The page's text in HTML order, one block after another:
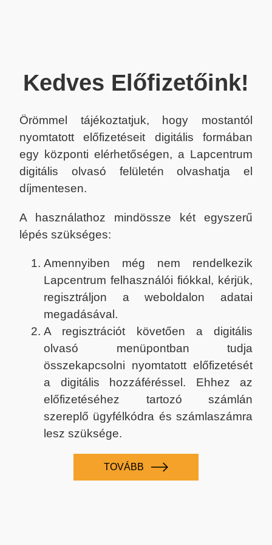
Kedves Előfizetőink!
Örömmel tájékoztatjuk, hogy mostantól
nyomtatott előfizetéseit digitális formában
egy központi elérhetőségen, a Lapcentrum
digitális olvasó felületén olvashatja el
díjmentesen.
A használathoz mindössze két egyszerű
lépés szükséges:
Amennyiben még nem rendelkezik
Lapcentrum felhasználói fiókkal, kérjük,
regisztráljon a weboldalon adatai
megadásával.
A regisztrációt követően a digitális
olvasó menüpontban tudja
összekapcsolni nyomtatott előfizetését
a digitális hozzáféréssel. Ehhez az
előfizetéséhez tartozó számlán
szereplő ügyfélkódra és számlaszámra
lesz szüksége.
TOVÁBB